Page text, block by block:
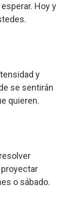
Hoy y
y
se sentirán
quieren.
o sábado.